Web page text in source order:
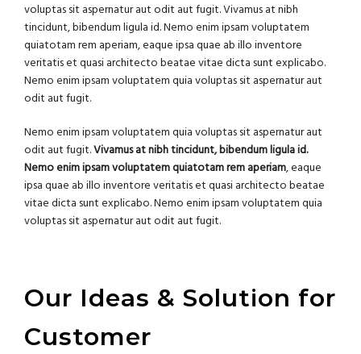
voluptas sit aspernatur aut odit aut fugit. Vivamus at nibh
tincidunt, bibendum ligula id. Nemo enim ipsam voluptatem
quiatotam rem aperiam, eaque ipsa quae ab illo inventore
veritatis et quasi architecto beatae vitae dicta sunt explicabo.
Nemo enim ipsam voluptatem quia voluptas sit aspernatur aut
odit aut fugit.
Nemo enim ipsam voluptatem quia voluptas sit aspernatur aut
odit aut fugit.Vivamus at nibh tincidunt, bibendum ligula id.
Nemo enim ipsam voluptatem quiatotam rem aperiam, eaque
ipsa quae ab illo inventore veritatis et quasi architecto beatae
vitae dicta sunt explicabo. Nemo enim ipsam voluptatem quia
voluptas sit aspernatur aut odit aut fugit.
Our Ideas & Solution for
Customer